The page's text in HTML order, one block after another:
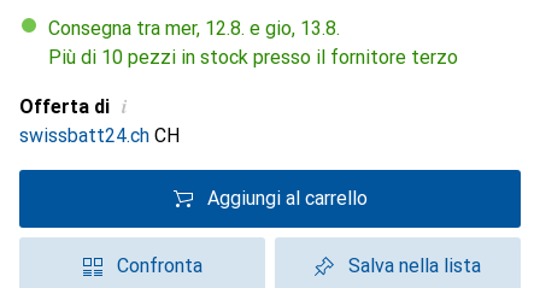
Consegna tra mer, 12.8. e gio, 13.8.
Più di 10 pezzi in stock presso il fornitore terzo
Offerta di i
swissbatt24.ch CH
Aggiungi al carrello
Confronta Salva nella lista